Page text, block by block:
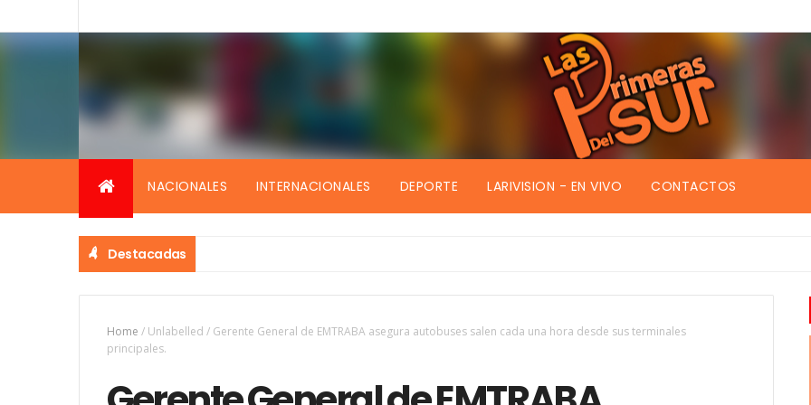
NACIONALES INTERNACIONALES DEPORTE LARIVISION - EN VIVO CONTACTOS
Destacadas
Home / Unlabelled / Gerente General de EMTRABA asegura autobuses salen cada una hora desde sus terminales
principales.